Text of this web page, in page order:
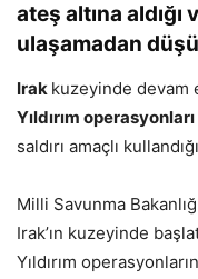
ateş altına
ulaşamadan
Irak kuzeyinde devam
Yıldırım operasyonları
saldırı amaçlı
Milli Savunma
Irak’ın kuzeyinde
Yıldırım